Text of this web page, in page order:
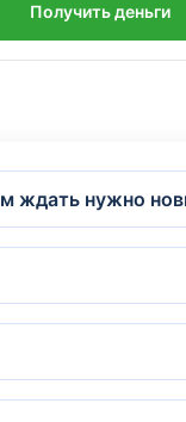
Получить деньги
ждать нужно